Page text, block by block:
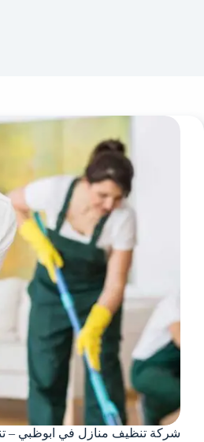
شركة تنظيف منازل في ابوظبي –